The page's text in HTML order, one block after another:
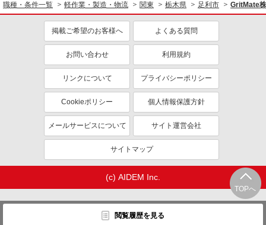
TOPへ
閲覧履歴を見る
職種・条件一覧 軽作業・製造・物流 関東 栃木県 足利市 GritMate
掲載ご希望のお客様へ よくある質問
お問い合わせ 利用規約
リンクについて プライバシーポリシー
Cookieポリシー 個人情報保護方針
メールサービスについて サイト運営会社
サイトマップ
(c) AIDEM Inc.